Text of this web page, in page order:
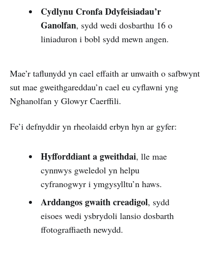
Cydlynu Cronfa Ddyfeisiadau’r
Ganolfan, sydd wedi dosbarthu 16 o
liniaduron i bobl sydd mewn angen.
Mae’r taflunydd yn cael effaith ar unwaith o safbwynt
sut mae gweithgareddau’n cael eu cyflawni yng
Nghanolfan y Glowyr Caerffili.
Fe’i defnyddir yn rheolaidd erbyn hyn ar gyfer:
Hyfforddiant a gweithdai, lle mae
cynnwys gweledol yn helpu
cyfranogwyr i ymgysylltu’n haws.
Arddangos gwaith creadigol, sydd
eisoes wedi ysbrydoli lansio dosbarth
ffotograffiaeth newydd.